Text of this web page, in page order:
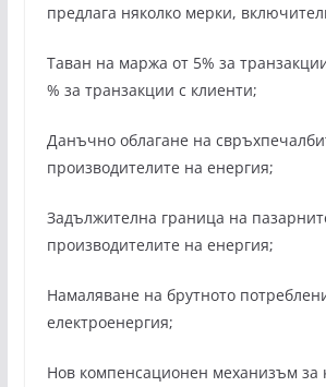
предлага няколко мерки,
Таван на маржа от 5% за
% за транзакции с клиенти;
Данъчно облагане на
производителите на енергия;
Задължителна граница на
производителите на енергия;
Намаляване на брутното
електроенергия;
Нов компенсационен механизъм за